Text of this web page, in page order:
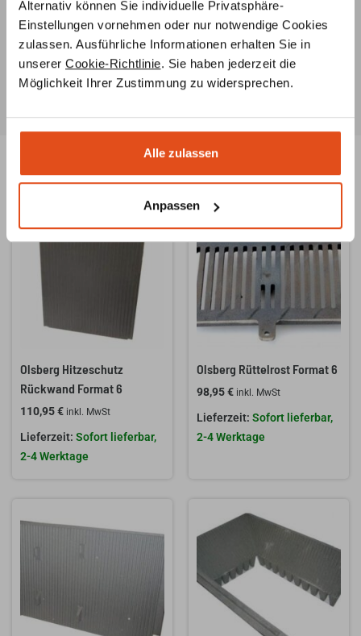
Alternativ können Sie individuelle Privatsphäre-
Einstellungen vornehmen oder nur notwendige Cookies
zulassen. Ausführliche Informationen erhalten Sie in
unserer Cookie-Richtlinie. Sie haben jederzeit die
Möglichkeit Ihrer Zustimmung zu widersprechen.
Alle zulassen
Anpassen
Unsere Ofenbauerberaten Sie umfassend zu
Ersatzteilen für Ihren Ofen oder Kamin und helfen Ihnen
auch bei der Suche nachspeziellen Teilen.
Ähnliche Produkte
Olsberg Hitzeschutz
Rückwand Format 6
110,95€ inkl. MwSt
Sofort lieferbar,
2-4 Werktage
Olsberg Rüttelrost Format 6
98,95€ inkl. MwSt
Sofort lieferbar,
2-4 Werktage